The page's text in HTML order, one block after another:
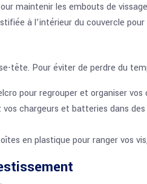
maintenir les embouts de
à l’intérieur du couvercle
tête. Pour éviter de perdre du
pour regrouper et organiser vos
vos chargeurs et batteries dans
en plastique pour ranger vos